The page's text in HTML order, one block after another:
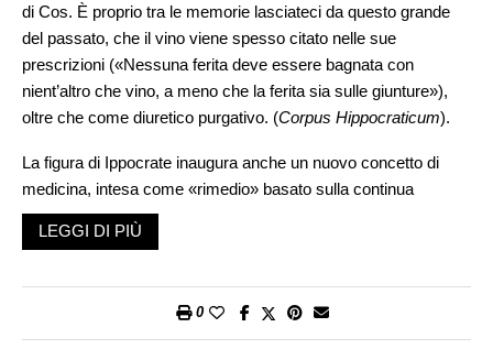
di Cos. È proprio tra le memorie lasciateci da questo grande
del passato, che il vino viene spesso citato nelle sue
prescrizioni («Nessuna ferita deve essere bagnata con
nient’altro che vino, a meno che la ferita sia sulle giunture»),
oltre che come diuretico purgativo. (Corpus Hippocraticum).
La figura di Ippocrate inaugura anche un nuovo concetto di
medicina, intesa come «rimedio» basato sulla continua
osservazione del paziente e di come reagisce ai trattamenti. Il
grande medico del passato rivela uno speciale equilibrio nel
singoli pazienti si rivelano sempre benefiche. Non per niente a
LEGGI DI PIÙ
0